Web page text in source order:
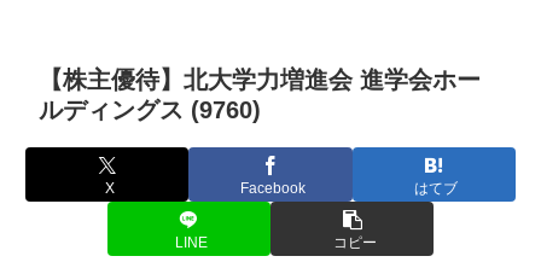
【株主優待】北大学力増進会 進学会ホー
ルディングス (9760)
X Facebook はてブ
LINE コピー